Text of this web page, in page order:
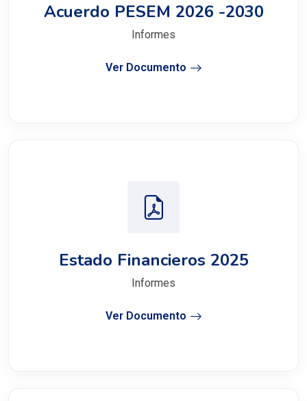
Acuerdo PESEM 2026 -2030
Informes
Ver Documento
Estado Financieros 2025
Informes
Ver Documento